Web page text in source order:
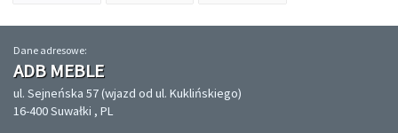
Dane adresowe:
ADB MEBLE
ul. Sejneńska 57 (wjazd od ul. Kuklińskiego)
16-400 Suwałki , PL